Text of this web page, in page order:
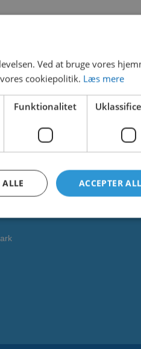
Ved at bruge vores
cookiepolitik. Læs mere
Funktionalitet
ACCEPTER